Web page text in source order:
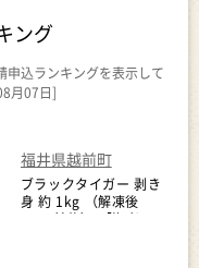
ング
込ランキングを表示して
月07日]
福井県越前町
ブラックタイガー 剥き
身 約 1kg （解凍後
850g前後） 【海老 えび